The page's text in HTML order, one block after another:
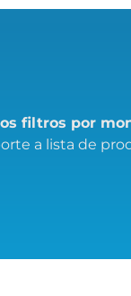
os filtros por
a lista de